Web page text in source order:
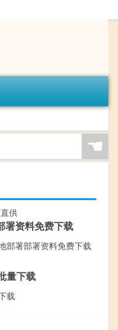
☚
署资料免费下载
量下载